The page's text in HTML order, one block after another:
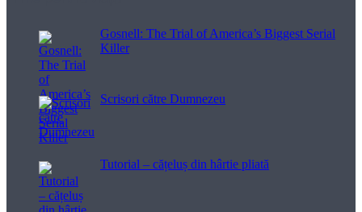
Gosnell: The Trial of America’s Biggest Serial
Killer
Scrisori către Dumnezeu
Tutorial – cățeluș din hârtie pliată